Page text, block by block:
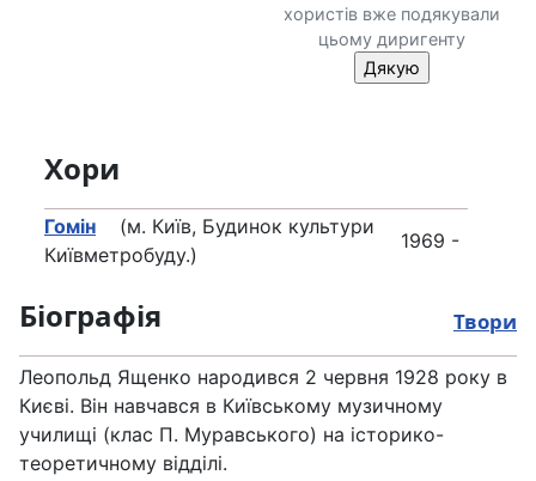
хористів вже подякували
цьому диригенту
Хори
Гомін (м. Київ, Будинок культури
Київметробуду.)
1969 -
Біографія Твори
Леопольд Ященко народився 2 червня 1928 року в
Києві. Він навчався в Київському музичному
училищі (клас П. Муравського) на історико-
теоретичному відділі.